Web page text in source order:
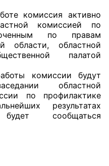
активно
комиссией по
по правам
области, областной
палатой
будут
областной
по профилактике
результатах
сообщаться